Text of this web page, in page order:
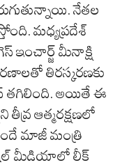
నేతల
మధ్యప్రదేశ్
ఇంచార్జ్ మీనాక్షి
తిరస్కరణకు
తగిలింది. అయితే ఈ
ఆత్మరక్షణలో
మాజీ మంత్రి
మీడియాలో లీక్